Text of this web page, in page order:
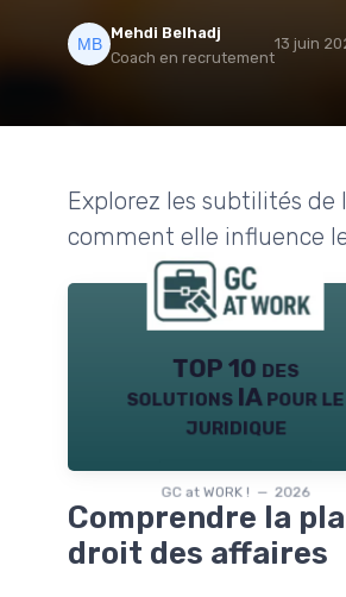
Mehdi Belhadj
Coach en recrutement
13 juin
Explorez les subtilités
comment elle influence
TOP 10 des
solutions IA pour le
juridique
GC at WORK ! — 2026
Comprendre la
droit des affaires